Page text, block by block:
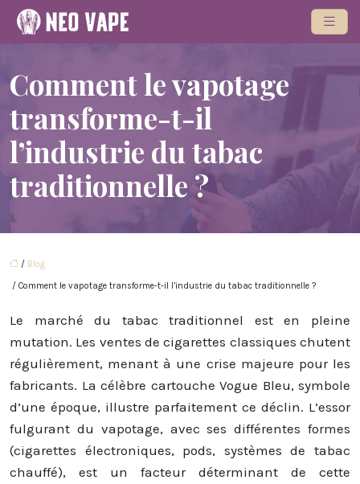
Comment le vapotage
transforme-t-il
l’industrie du tabac
traditionnelle ?
/ Blog
/ Comment le vapotage transforme-t-il l’industrie du tabac traditionnelle ?
Le marché du tabac traditionnel est en pleine
mutation. Les ventes de cigarettes classiques chutent
régulièrement, menant à une crise majeure pour les
fabricants. La célèbre cartouche Vogue Bleu, symbole
d’une époque, illustre parfaitement ce déclin. L’essor
fulgurant du vapotage, avec ses différentes formes
(cigarettes électroniques, pods, systèmes de tabac
chauffé), est un facteur déterminant de cette